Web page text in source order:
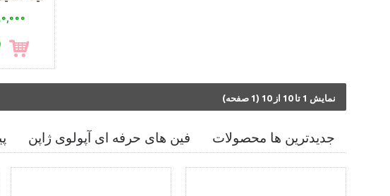
نمايش 1 تا 10 از 10 (1 صفحه)
جديدترين ها محصولات فین های حرفه ای آپولوی ژاپن